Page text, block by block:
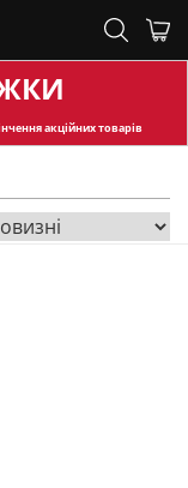
акційних товарів